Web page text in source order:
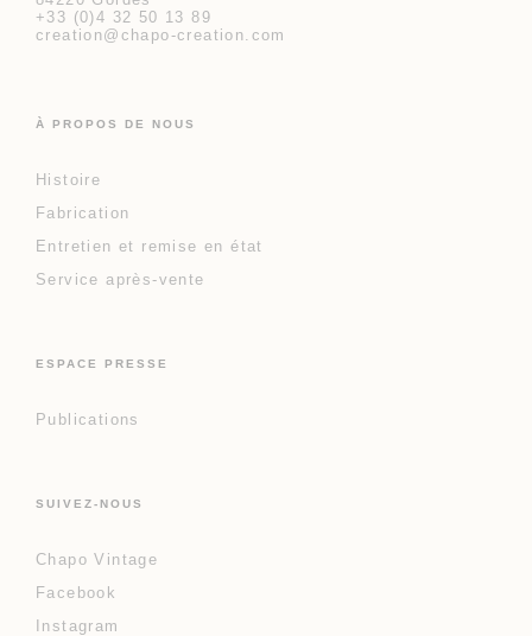
+33 (0)4 32 50 13 89
creation@chapo-creation.com
À PROPOS DE NOUS
Histoire
Fabrication
Entretien et remise en état
Service après-vente
ESPACE PRESSE
Publications
SUIVEZ-NOUS
Chapo Vintage
Facebook
Instagram